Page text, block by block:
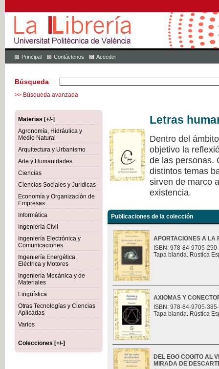
Principal Contáctenos Acceder
Búsqueda
>> Búsqueda avanzada
Materias [+/-]
Agronomía, Hidráulica y
Medio Natural
Arquitectura y Urbanismo
Arte y Humanidades
Ciencias
Ciencias Sociales y Jurídicas
Economía y Organización de
Empresas
Informática
Ingeniería Civil
Ingeniería Electrónica y
Comunicaciones
Ingeniería Energética,
Eléctrica y Motores
Ingeniería Mecánica y de
Materiales
Lingüística
Otras Tecnologías y Ciencias
Aplicadas
Varios
Colecciones [+/-]
Letras
Dentro del
objetivo la
de las personas.
distintos temas
sirven de marco
existencia.
Publicaciones de la colección
APORTACIONES A LA
ISBN: 978-84-9705-
Tapa blanda. Rústica
AXIOMAS Y
ISBN: 978-84-9705-
Tapa blanda. Rústica
DEL EGO COGITO AL
MIRADA DE